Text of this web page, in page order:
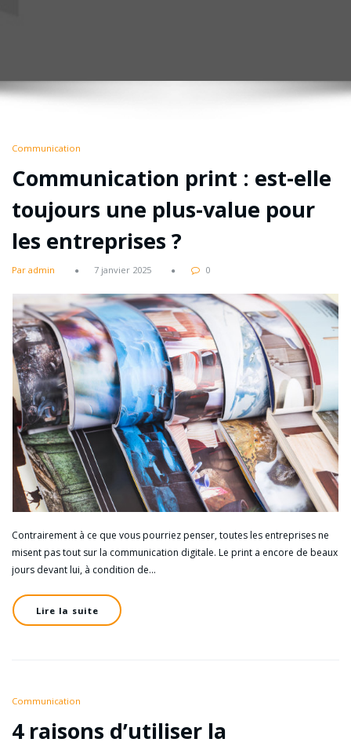
Communication
Communication print : est-elle
toujours une plus-value pour
les entreprises ?
Par admin 7 janvier 2025 0
Contrairement à ce que vous pourriez penser, toutes les entreprises ne
misent pas tout sur la communication digitale. Le print a encore de beaux
jours devant lui, à condition de…
Lire la suite
Communication
4 raisons d’utiliser la